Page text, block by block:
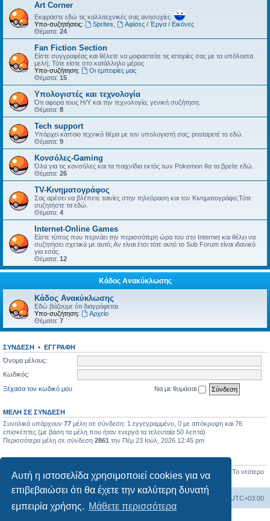
Αυτή η ιστοσελίδα χρησιμοποιεί cookies για να
επιβεβαιώσει ότι θα έχετε την καλύτερη δυνατή
εμπειρία χρήσης. Μάθετε περισσότερα
Art Corner
Εκφράστε εδώ τις καλλιτεχνικές σας ανησυχίες.
Υπο-συζητήσεις:
Sprites
Αφίσες / Έργα / Εικόνες
Θέματα: 24
Fan Fiction Section
Είστε συγγραφέας και θέλετε να μοιραστείτε τις ιστορίες σας με τα υπόλοιπα
μελή; Τότε είστε στο κατάλληλο μέρος
Υπο-συζήτηση:
Οι εμπειρίες μας
Θέματα: 15
Υπολογιστές και τεχνολογία
Ότι αφορά τους Η/Υ και την τεχνολογία, γενική συζήτηση.
Θέματα: 8
Tech support
Υπάρχει κάποιο τεχνικό θέμα με τον υπολογιστή σας; postαρετέ το εδώ.
Θέματα: 9
Kονσόλες-Gaming
Όλα για τις κονσόλες και τα παιχνίδια εκτός των Pokemon θα τα βρείτε εδώ.
Θέματα: 26
TV-Κινηματογράφος
Σας αρέσει να βλέπετε ταινίες στην τηλεόραση και τον Κινηματογράφο;Τότε
συζητήστε τα εδώ.
Θέματα: 4
Internet-Online Games
Είστε τύπος που περνάει την περισσότερη ώρα του στο Internet και θέλει να
συζητήσει σχετικά με αυτό; Αν είναι έτσι τότε αυτό το Sub Forum είναι ιδανικό
για εσάς.
Θέματα: 12
Κάδος Ανακύκλωσης
Κάδος Ανακύκλωσης
Εδώ βάζουμε ότι διαγράφεται.
Υπο-συζήτηση:
Αρχείο
Θέματα: 7
ΣΎΝΔΕΣΗ • ΕΓΓΡΑΦΉ
Όνομα μέλους:
Κωδικός:
Ξέχασα τον κωδικό μου
Να με θυμάσαι
ΜΈΛΗ ΣΕ ΣΎΝΔΕΣΗ
Συνολικά υπάρχουν 77 μέλη σε σύνδεση: 1 εγγεγραμμένο, 0 με απόκρυψη και 76
επισκέπτες (με βάση τα μέλη που ήταν ενεργά τα τελευταία 50 λεπτά)
Περισσότερα μέλη σε σύνδεση 2861 την Πέμ 23 Ιούλ, 2026 12:45 pm
Συνολικές δημοσιεύσεις 17451 • Σύνολο θεμάτων • Σύνολο μελών
• Το νεότερο
μέλος μας BlueHorizon
UTC+03:00